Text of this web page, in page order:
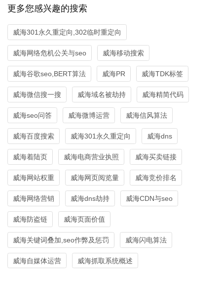
更多您感兴趣的搜索
威海301永久重定向,302临时重定向
威海网络危机公关与seo 威海移动搜索
威海谷歌seo,BERT算法 威海PR 威海TDK标签
威海微信搜一搜 威海域名被劫持 威海精简代码
威海seo问答 威海微博运营 威海信风算法
威海百度搜索 威海301永久重定向 威海dns
威海着陆页 威海电商营业执照 威海买卖链接
威海网站权重 威海网页阅览量 威海竞价排名
威海网络营销 威海dns劫持 威海CDN与seo
威海防盗链 威海页面价值
威海关键词叠加,seo作弊及惩罚 威海闪电算法
威海自媒体运营 威海抓取系统概述